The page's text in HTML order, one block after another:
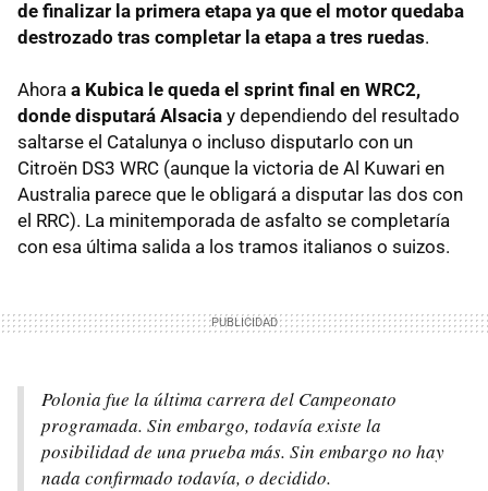
de finalizar la primera etapa ya que el motor quedaba
destrozado tras completar la etapa a tres ruedas.
Ahora a Kubica le queda el sprint final en WRC2,
donde disputará Alsacia y dependiendo del resultado
saltarse el Catalunya o incluso disputarlo con un
Citroën DS3 WRC (aunque la victoria de Al Kuwari en
Australia parece que le obligará a disputar las dos con
el RRC). La minitemporada de asfalto se completaría
con esa última salida a los tramos italianos o suizos.
Polonia fue la última carrera del Campeonato
programada. Sin embargo, todavía existe la
posibilidad de una prueba más. Sin embargo no hay
nada confirmado todavía, o decidido.